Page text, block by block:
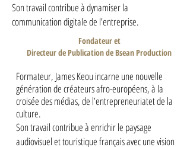
Son travail contribue à dynamiser la
communication digitale de l’entreprise.
Fondateur et
Directeur de Publication de Bsean Production
Formateur, James Keou incarne une nouvelle
génération de créateurs afro-européens, à la
croisée des médias, de l’entrepreneuriatet de la
culture.
Son travail contribue à enrichir le paysage
audiovisuel et touristique français avec une vision